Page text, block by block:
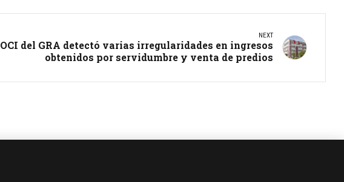
NEXT
OCI del GRA detectó varias irregularidades en ingresos
obtenidos por servidumbre y venta de predios